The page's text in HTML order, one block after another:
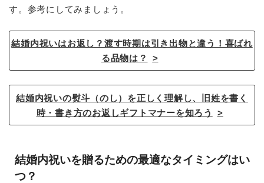
す。参考にしてみましょう。
結婚内祝いはお返し？渡す時期は引き出物と違う！喜ばれ
る品物は？
結婚内祝いの熨斗（のし）を正しく理解し、旧姓を書く
時・書き方のお返しギフトマナーを知ろう
結婚内祝いを贈るための最適なタイミングはい
つ？